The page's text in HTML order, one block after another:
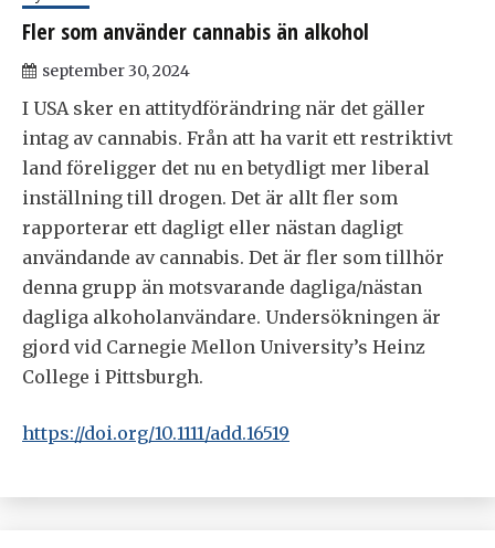
Fler som använder cannabis än alkohol
september 30, 2024
I USA sker en attitydförändring när det gäller
intag av cannabis. Från att ha varit ett restriktivt
land föreligger det nu en betydligt mer liberal
inställning till drogen. Det är allt fler som
rapporterar ett dagligt eller nästan dagligt
användande av cannabis. Det är fler som tillhör
denna grupp än motsvarande dagliga/nästan
dagliga alkoholanvändare. Undersökningen är
gjord vid Carnegie Mellon University’s Heinz
College i Pittsburgh.
https://doi.org/10.1111/add.16519